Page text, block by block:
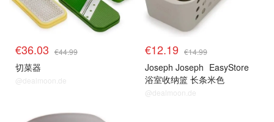
€36.03 €44.99
切菜器
@dealmoon.de
€12.19 €14.99
Joseph Joseph EasyStore
浴室收纳篮 长条米色
@dealmoon.de